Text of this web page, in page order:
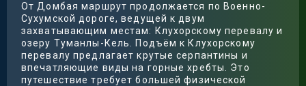
От Домбая маршрут продолжается по Военно-
Сухумской дороге, ведущей к двум
захватывающим местам: Клухорскому перевалу и
озеру Туманлы-Кель. Подъём к Клухорскому
перевалу предлагает крутые серпантины и
впечатляющие виды на горные хребты. Это
путешествие требует большей физической